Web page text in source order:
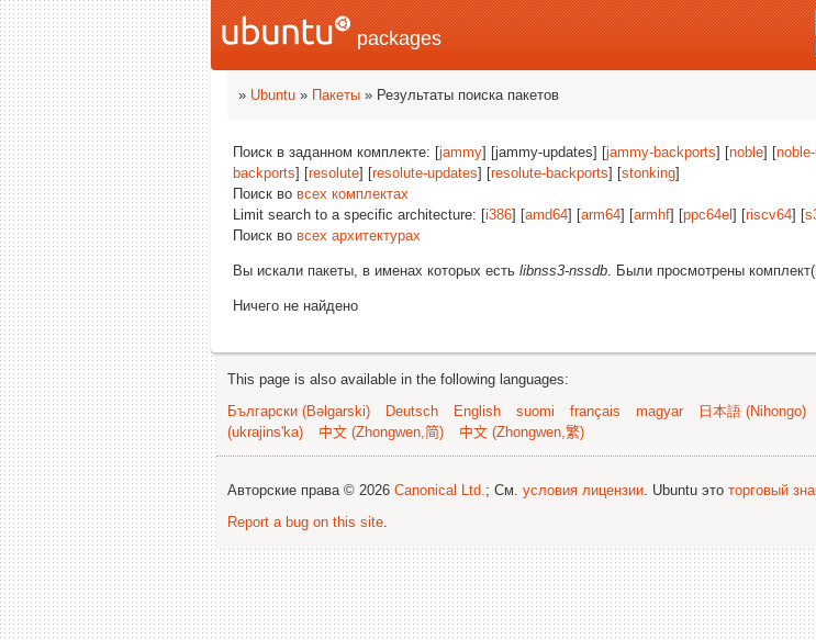
packages
» Ubuntu » Пакеты » Результаты поиска пакетов
Поиск в заданном комплекте: [jammy] [jammy-updates] [jammy-backports] [noble] [
backports] [resolute] [resolute-updates] [resolute-backports] [stonking]
Поиск во всех комплектах
Limit search to a specific architecture: [i386] [amd64] [arm64] [armhf] [ppc64el ] [riscv64] [
Поиск во всех архитектурах
Вы искали пакеты, в именах которых есть libnss3-nssdb. Были просмотрены
Ничего не найдено
This page is also available in the following languages:
Български (Bəlgarski)
Deutsch English suomi français magyar 日本語 (Nihongo)
(ukrajins'ka)
中文 (Zhongwen,简) 中文 (Zhongwen,繁)
Авторские права © 2026 Canonical Ltd.; См. условия лицензии. Ubuntu это торговый
Report a bug on this site.